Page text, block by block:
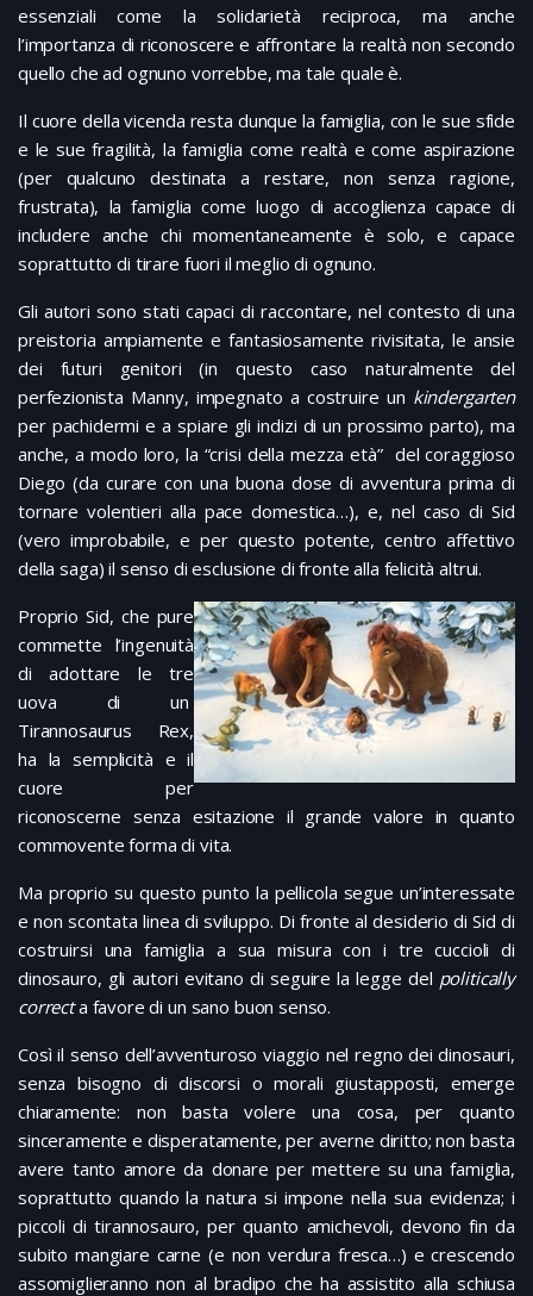
essenziali come la solidarietà reciproca, ma anche
l’importanza di riconoscere e affrontare la realtà non secondo
quello che ad ognuno vorrebbe, ma tale quale è.
Il cuore della vicenda resta dunque la famiglia, con le sue sfide
e le sue fragilità, la famiglia come realtà e come aspirazione
(per qualcuno destinata a restare, non senza ragione,
frustrata), la famiglia come luogo di accoglienza capace di
includere anche chi momentaneamente è solo, e capace
soprattutto di tirare fuori il meglio di ognuno.
Gli autori sono stati capaci di raccontare, nel contesto di una
preistoria ampiamente e fantasiosamente rivisitata, le ansie
dei futuri genitori (in questo caso naturalmente del
perfezionista Manny, impegnato a costruire un kindergarten
per pachidermi e a spiare gli indizi di un prossimo parto), ma
anche, a modo loro, la “crisi della mezza età” del coraggioso
Diego (da curare con una buona dose di avventura prima di
tornare volentieri alla pace domestica…), e, nel caso di Sid
(vero improbabile, e per questo potente, centro affettivo
della saga) il senso di esclusione di fronte alla felicità altrui.
Proprio Sid, che pure
commette l’ingenuità
di adottare le tre
uova di un
Tirannosaurus Rex,
ha la semplicità e il
cuore per
riconoscerne senza esitazione il grande valore in quanto
commovente forma di vita.
Ma proprio su questo punto la pellicola segue un’interessate
e non scontata linea di sviluppo. Di fronte al desiderio di Sid di
costruirsi una famiglia a sua misura con i tre cuccioli di
dinosauro, gli autori evitano di seguire la legge del politically
correcta favore di un sano buon senso.
Così il senso dell’avventuroso viaggio nel regno dei dinosauri,
senza bisogno di discorsi o morali giustapposti, emerge
chiaramente: non basta volere una cosa, per quanto
sinceramente e disperatamente, per averne diritto; non basta
avere tanto amore da donare per mettere su una famiglia,
soprattutto quando la natura si impone nella sua evidenza; i
piccoli di tirannosauro, per quanto amichevoli, devono fin da
subito mangiare carne (e non verdura fresca…) e crescendo
assomiglieranno non al bradipo che ha assistito alla schiusa